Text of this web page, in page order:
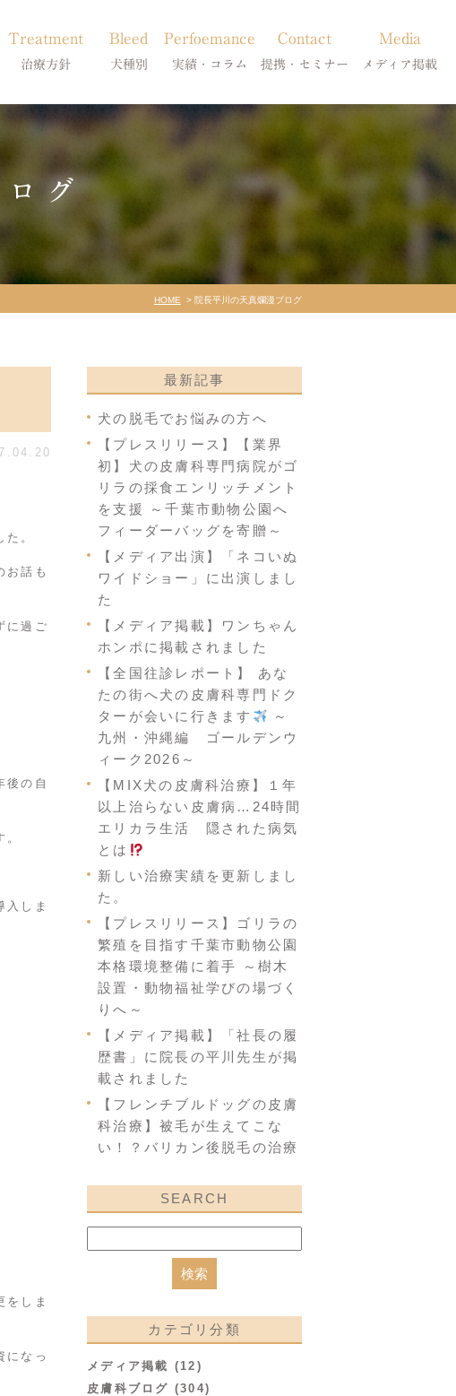
膚病
Treatment
治療方針
善・食事療法
Bleed
犬種別
柴犬の皮膚病
シーズーの皮膚病
フレンチブルドッグの皮膚病
トイプードルの皮膚病
Perfoemance
実績・コラム
症状別
コラム「皮膚科のいろは」
Contact
提携・セミナー
診療提携・セミナー開催
Media
メディア掲載
ログ
HOME 院長平川の天真爛漫ブログ
。
お話も
に過ご
後の自
入しま
をしま
になっ
最新記事
犬の脱毛でお悩みの方へ
【プレスリリース】【業界
初】犬の皮膚科専門病院がゴ
リラの採食エンリッチメント
を支援 ～千葉市動物公園へ
フィーダーバッグを寄贈～
【メディア出演】「ネコいぬ
ワイドショー」に出演しまし
た
【メディア掲載】ワンちゃん
ホンポに掲載されました
【全国往診レポート】 あな
たの街へ犬の皮膚科専門ドク
ターが会いに行きます
～
九州・沖縄編 ゴールデンウ
ィーク2026～
【MIX犬の皮膚科治療】１年
以上治らない皮膚病…24時間
エリカラ生活 隠された病気
とは
新しい治療実績を更新しまし
た。
【プレスリリース】ゴリラの
繁殖を目指す千葉市動物公園
本格環境整備に着手 ～樹木
設置・動物福祉学びの場づく
りへ～
【メディア掲載】「社長の履
歴書」に院長の平川先生が掲
載されました
【フレンチブルドッグの皮膚
科治療】被毛が生えてこな
い！？バリカン後脱毛の治療
SEARCH
カテゴリ分類
メディア掲載 (12)
皮膚科ブログ (304)